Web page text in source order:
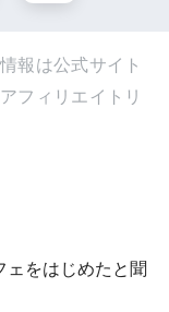
報は公式サイト
フィリエイトリ
ェをはじめたと聞